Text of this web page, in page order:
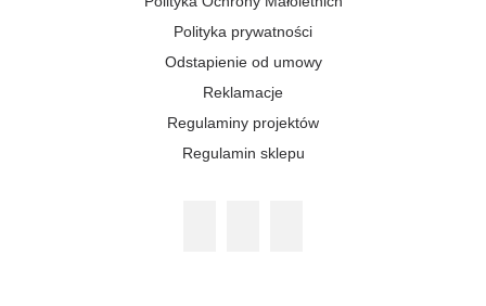
Polityka prywatności
Odstapienie od umowy
Reklamacje
Regulaminy projektów
Regulamin sklepu